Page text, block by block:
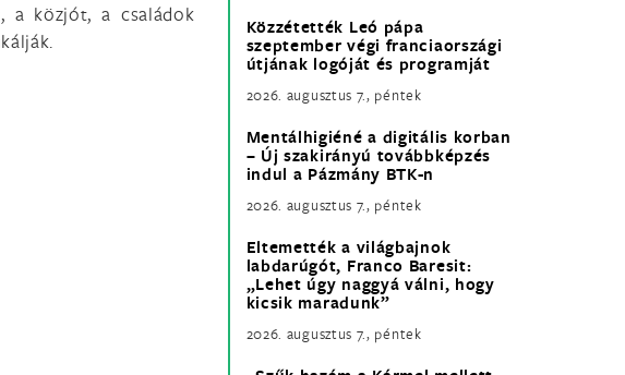
a közjót, a családok
Közzétették Leó pápa
szeptember végi franciaországi
útjának logóját és programját
2026. augusztus 7., péntek
Mentálhigiéné a digitális korban
– Új szakirányú továbbképzés
indul a Pázmány BTK-n
2026. augusztus 7., péntek
Eltemették a világbajnok
labdarúgót, Franco Baresit:
„Lehet úgy naggyá válni, hogy
kicsik maradunk”
2026. augusztus 7., péntek